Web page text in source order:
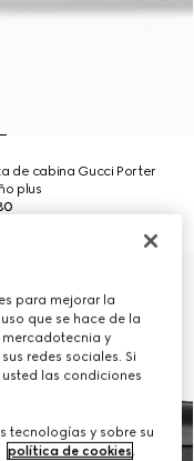
de cabina Gucci Porter
plus
para mejorar la
que se hace de la
mercadotecnia y
redes sociales. Si
las condiciones
tecnologías y sobre su
política de cookies.